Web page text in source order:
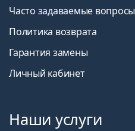
Часто задаваемые вопросы
Политика возврата
Гарантия замены
Личный кабинет
Наши услуги